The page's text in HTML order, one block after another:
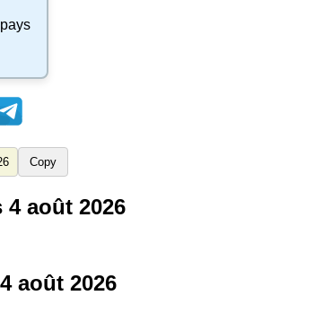
Copy
août 2026
août 2026